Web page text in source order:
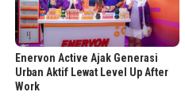
Enervon Active Ajak Generasi
Urban Aktif Lewat Level Up After
Work